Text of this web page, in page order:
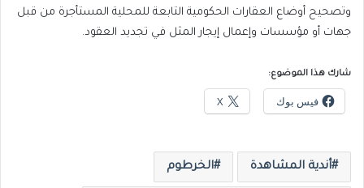
وتصحيح أوضاع العقارات الحكومية التابعة للمحلية المستأجرة من قبل
جهات أو مؤسسات وإعمال إيجار المثل في تجديد العقود.
شارك هذا الموضوع:
فيس بوك X
أندية المشاهدة الخرطوم